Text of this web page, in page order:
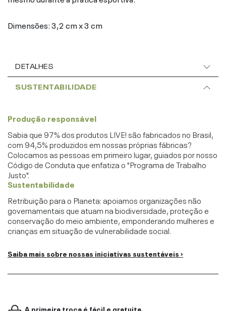
Dimensões: 3,2 cm x 3 cm
DETALHES
SUSTENTABILIDADE
Produção responsável
Sabia que 97% dos produtos LIVE! são fabricados no Brasil,
com 94,5% produzidos em nossas próprias fábricas?
Colocamos as pessoas em primeiro lugar, guiados por nosso
Código de Conduta que enfatiza o "Programa de Trabalho
Justo".
Sustentabilidade
Retribuição para o Planeta: apoiamos organizações não
governamentais que atuam na biodiversidade, proteção e
conservação do meio ambiente, emponderando mulheres e
crianças em situação de vulnerabilidade social.
Saiba mais sobre nossas iniciativas sustentáveis ›
A primeira troca é fácil e gratuita.